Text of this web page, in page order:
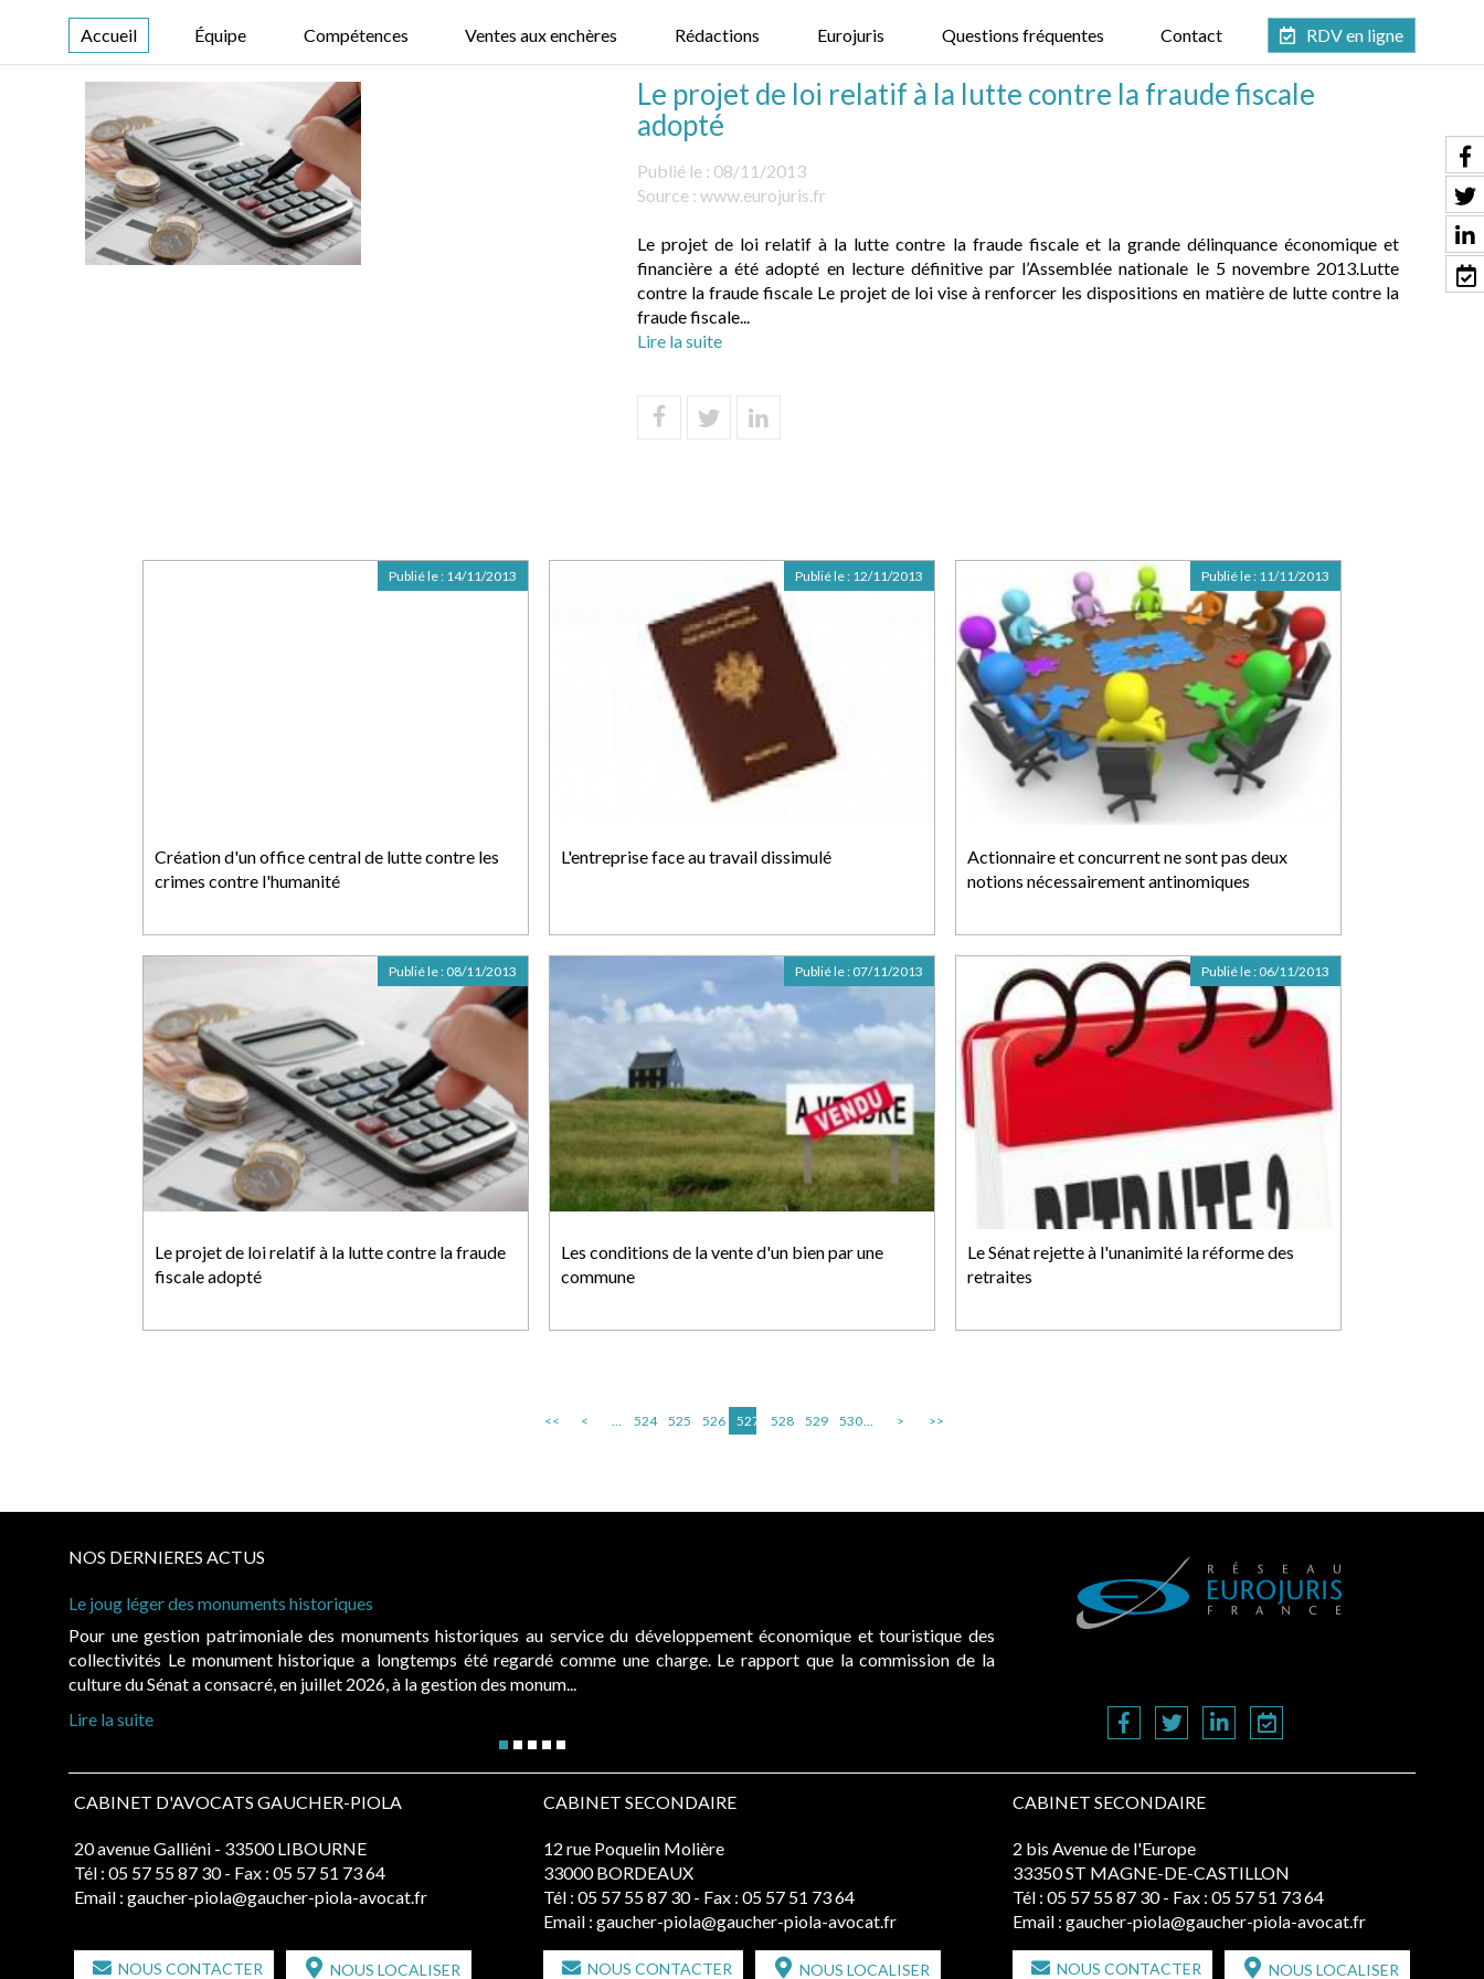
Accueil Équipe Compétences Ventes aux enchères Rédactions Eurojuris Questions fréquentes Contact RDV en ligne
Le projet de loi relatif à la lutte contre la fraude fiscale
adopté
Publié le : 08/11/2013
Source : www.eurojuris.fr
Le projet de loi relatif à la lutte contre la fraude fiscale et la grande délinquance économique et
financière a été adopté en lecture définitive par l’Assemblée nationale le 5 novembre 2013.Lutte
contre la fraude fiscale Le projet de loi vise à renforcer les dispositions en matière de lutte contre la
fraude fiscale...
Lire la suite
Création d'un office central de lutte contre les
crimes contre l'humanité
Publié le : 14/11/2013
L'entreprise face au travail dissimulé
Publié le : 12/11/2013
Actionnaire et concurrent ne sont pas deux
notions nécessairement antinomiques
Publié le : 11/11/2013
Le projet de loi relatif à la lutte contre la fraude
fiscale adopté
Publié le : 08/11/2013
Les conditions de la vente d'un bien par une
commune
Publié le : 07/11/2013
Le Sénat rejette à l'unanimité la réforme des
retraites
Publié le : 06/11/2013
<< < ... 524 525 526 527 528 529 530... > >>
NOS DERNIERES ACTUS
Le joug léger des monuments historiques
Pour une gestion patrimoniale des monuments historiques au service du développement économique et touristique des
collectivités Le monument historique a longtemps été regardé comme une charge. Le rapport que la commission de la
culture du Sénat a consacré, en juillet 2026, à la gestion des monum...
Lire la suite
CABINET D'AVOCATS GAUCHER-PIOLA
20 avenue Galliéni - 33500 LIBOURNE
Tél : 05 57 55 87 30 - Fax : 05 57 51 73 64
Email : gaucher-piola@gaucher-piola-avocat.fr
NOUS CONTACTER NOUS LOCALISER
CABINET SECONDAIRE
12 rue Poquelin Molière
33000 BORDEAUX
Tél : 05 57 55 87 30 - Fax : 05 57 51 73 64
Email : gaucher-piola@gaucher-piola-avocat.fr
NOUS CONTACTER NOUS LOCALISER
CABINET SECONDAIRE
2 bis Avenue de l'Europe
33350 ST MAGNE-DE-CASTILLON
Tél : 05 57 55 87 30 - Fax : 05 57 51 73 64
Email : gaucher-piola@gaucher-piola-avocat.fr
NOUS CONTACTER NOUS LOCALISER